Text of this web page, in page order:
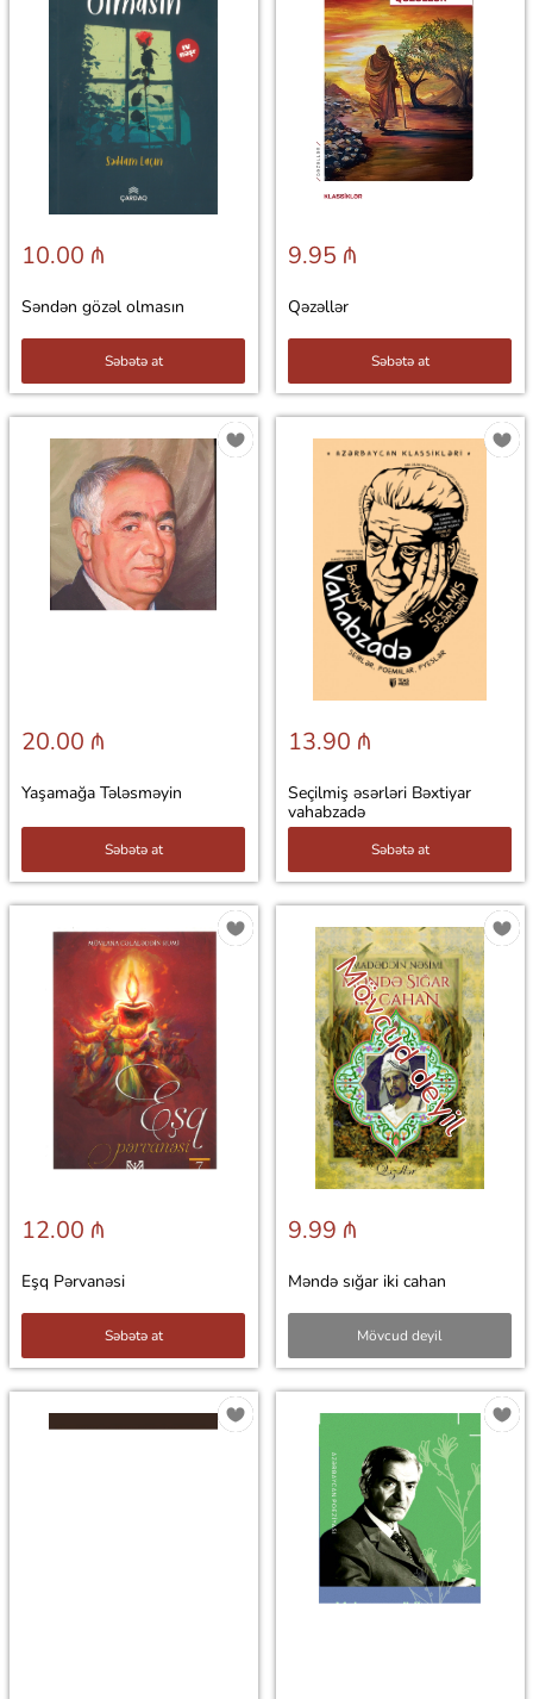
10.00 ₼
Səndən gözəl olmasın
Səbətə at
9.95 ₼
Qəzəllər
Səbətə at
20.00 ₼
Yaşamağa Tələsməyin
Səbətə at
13.90 ₼
Seçilmiş əsərləri Bəxtiyar
vahabzadə
Səbətə at
12.00 ₼
Eşq Pərvanəsi
Səbətə at
Mövcud deyil
9.99 ₼
Məndə sığar iki cahan
Mövcud deyil